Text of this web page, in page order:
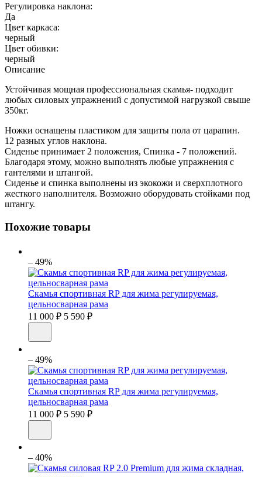
Регулировка наклона:
Да
Цвет каркаса:
черный
Цвет обивки:
черный
Описание
Устойчивая мощная профессиональная скамья- подходит
любых силовых упражнений с допустимой нагрузкой свыше
350кг.
Ножки оснащены пластиком для защиты пола от царапин.
12 разных углов наклона.
Сиденье принимает 2 положения, Спинка - 7 положений.
Благодаря этому, можно выполнять любые упражнения с
гантелями и штангой.
Сиденье и спинка выполнены из экокожи и сверхплотного
жесткого наполнителя. Возможно оборудовать стойками под
штангу.
Похожие товары
– 49%
Скамья спортивная RP для жима регулируемая,
цельносварная рама
11 000 ₽ 5 590 ₽
– 49%
Скамья спортивная RP для жима регулируемая,
цельносварная рама
11 000 ₽ 5 590 ₽
– 40%